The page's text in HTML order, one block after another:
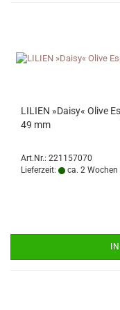
LILIEN »Daisy« Olive
49 mm
Art.Nr.: 221157070
Lieferzeit:
ca. 2 Wochen